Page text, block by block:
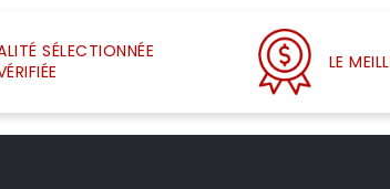
SÉLECTIONNÉE
LE